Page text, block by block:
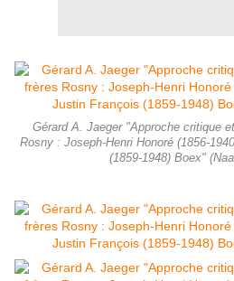
Gérard A. Jaeger "Approche critique
Rosny : Joseph-Henri Honoré (1856-
(1859-1948) Boex"